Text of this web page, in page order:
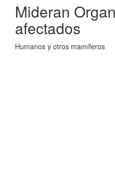
Mideran
afectados
Humanos y otros mamíferos